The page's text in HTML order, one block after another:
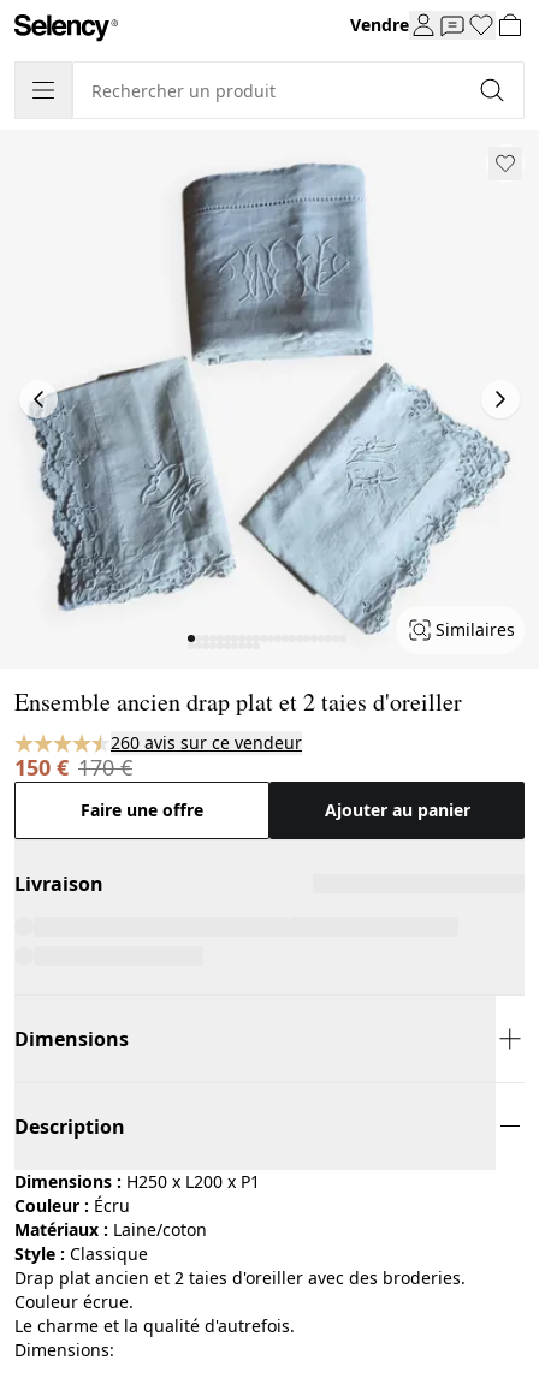
Vendre
Similaires
Ensemble ancien drap plat et 2 taies d'oreiller
260 avis sur ce vendeur
150 € 170 €
Faire une offre Ajouter au panier
Livraison
Dimensions
Description
Dimensions : H250 x L200 x P1
Couleur :
écru
Matériaux :
laine/coton
Style :
classique
Drap plat ancien et 2 taies d'oreiller avec des broderies.
Couleur écrue.
Le charme et la qualité d'autrefois.
Dimensions: